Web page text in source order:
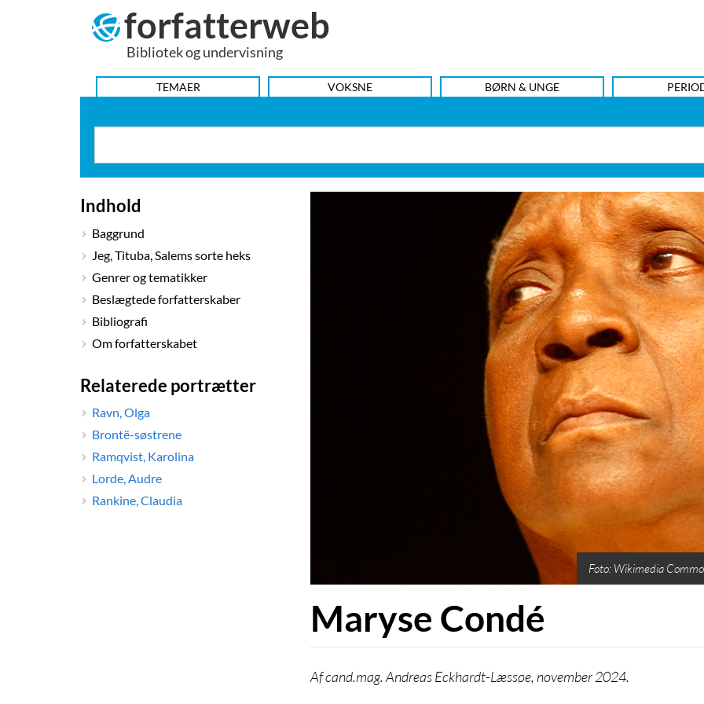
forfatterweb
Bibliotek og undervisning
HOVEDMENU
TEMAER VOKSNE BØRN & UNGE
Indhold
Baggrund
Jeg, Tituba, Salems sorte heks
Genrer og tematikker
Beslægtede forfatterskaber
Bibliografi
Om forfatterskabet
Relaterede portrætter
Ravn, Olga
Brontë-søstrene
Ramqvist, Karolina
Lorde, Audre
Rankine, Claudia
Foto: Wikimedia
Maryse Condé
cand.mag. Andreas Eckhardt-Læssøe, november 2024.